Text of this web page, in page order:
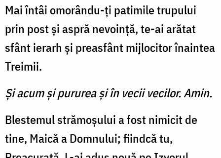
Mai întâi omorându-ți patimile trupului
prin post și aspră nevoință, te-ai arătat
sfânt ierarh și preasfânt mijlocitor înaintea
Treimii.
Şi acum şi pururea şi în vecii vecilor. Amin.
Blestemul strămoșului a fost nimicit de
tine, Maică a Domnului; fiindcă tu,